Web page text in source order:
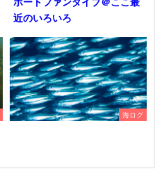
近のいろいろ
海ログ